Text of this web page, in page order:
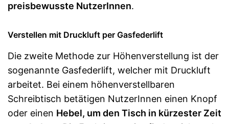
preisbewusste NutzerInnen.
Verstellen mit Druckluft per Gasfederlift
Die zweite Methode zur Höhenverstellung ist der
sogenannte Gasfederlift, welcher mit Druckluft
arbeitet. Bei einem höhenverstellbaren
Schreibtisch betätigen NutzerInnen einen Knopf
oder einen Hebel, um den Tisch in kürzester Zeit